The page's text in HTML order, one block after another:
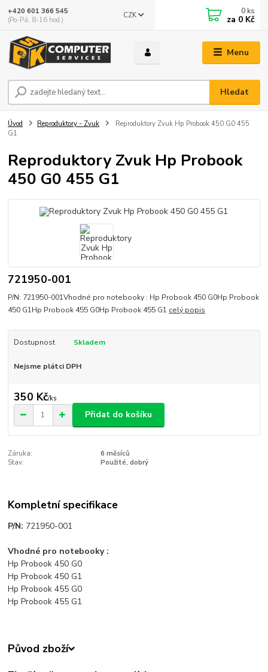
Menu
CZK
Hledat
+420 601 366 545
(Po-Pá, 8-16 hod.)
0 ks
za 0 Kč
Úvod Reproduktory - Zvuk
Reproduktory Zvuk Hp Probook 450 G0 455
G1
Reproduktory Zvuk Hp Probook
450 G0 455 G1
721950-001
P/N: 721950-001Vhodné pro notebooky : Hp Probook 450 G0Hp Probook
450 G1Hp Probook 455 G0Hp Probook 455 G1 celý popis
Dostupnost Skladem
Nejsme plátci DPH
350 Kč/ks
Přidat do košíku
Záruka:
6 měsíců
Stav:
Použité, dobrý
Kompletní specifikace
P/N: 721950-001
Vhodné pro notebooky :
Hp Probook 450 G0
Hp Probook 450 G1
Hp Probook 455 G0
Hp Probook 455 G1
Původ zboží